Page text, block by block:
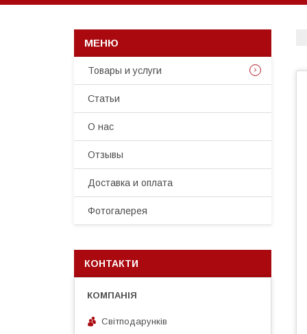
Товары и услуги
Статьи
О нас
Отзывы
Доставка и оплата
Фотогалерея
КОНТАКТИ
Світподарунків